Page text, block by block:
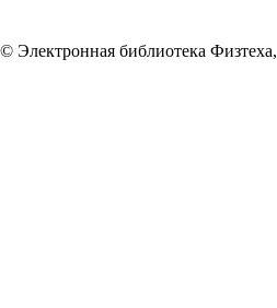
© Электронная библиотека Физтеха,